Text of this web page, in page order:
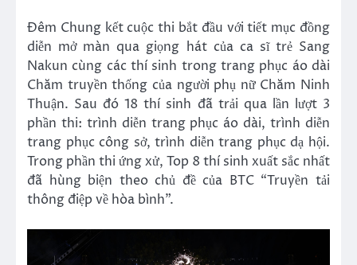
Đêm Chung kết cuộc thi bắt đầu với tiết mục đồng
diễn mở màn qua giọng hát của ca sĩ trẻ Sang
Nakun cùng các thí sinh trong trang phục áo dài
Chăm truyền thống của người phụ nữ Chăm Ninh
Thuận. Sau đó 18 thí sinh đã trải qua lần lượt 3
phần thi: trình diễn trang phục áo dài, trình diễn
trang phục công sở, trình diễn trang phục dạ hội.
Trong phần thi ứng xử, Top 8 thí sinh xuất sắc nhất
đã hùng biện theo chủ đề của BTC “Truyền tải
thông điệp về hòa bình”.